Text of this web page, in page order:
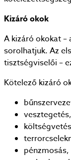
Kizáró okok
A kizáró okokat
sorolhatjuk. Az
tisztségviselői –
Kötelező kizáró